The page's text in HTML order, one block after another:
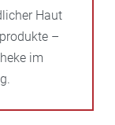
Haut
–
im